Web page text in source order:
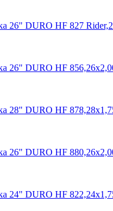
26" DURO HF 827
26" DURO HF
28" DURO HF
26" DURO HF
24" DURO HF